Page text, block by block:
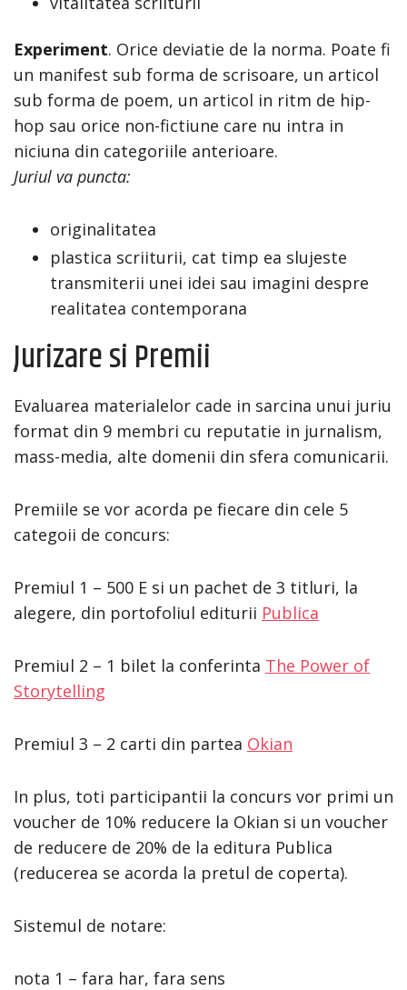
Experiment. Orice deviatie de la norma. Poate fi
un manifest sub forma de scrisoare, un articol
sub forma de poem, un articol in ritm de hip-
hop sau orice non-fictiune care nu intra in
niciuna din categoriile anterioare.
Juriul va puncta:
originalitatea
plastica scriiturii, cat timp ea slujeste
transmiterii unei idei sau imagini despre
realitatea contemporana
Jurizare si Premii
Evaluarea materialelor cade in sarcina unui juriu
format din 9 membri cu reputatie in jurnalism,
mass-media, alte domenii din sfera comunicarii.
Premiile se vor acorda pe fiecare din cele 5
categoii de concurs:
Premiul 1 – 500 E si un pachet de 3 titluri, la
alegere, din portofoliul editurii Publica
Premiul 2 – 1 bilet la conferinta The Power of
Storytelling
Premiul 3 – 2 carti din partea Okian
In plus, toti participantii la concurs vor primi un
voucher de 10% reducere la Okian si un voucher
de reducere de 20% de la editura Publica
(reducerea se acorda la pretul de coperta).
Sistemul de notare:
nota 1 – fara har, fara sens